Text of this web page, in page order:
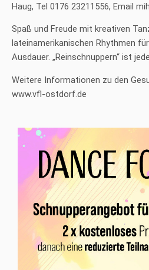
Haug, Tel 0176 23211556, Email
Spaß und Freude mit kreativen
lateinamerikanischen Rhythmen
Ausdauer. „Reinschnuppern“ ist
Weitere Informationen zu den
www.vfl-ostdorf.de